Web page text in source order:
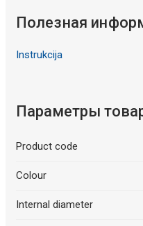
Полезная
Instrukcija
Параметры
Product code
Colour
Internal diameter